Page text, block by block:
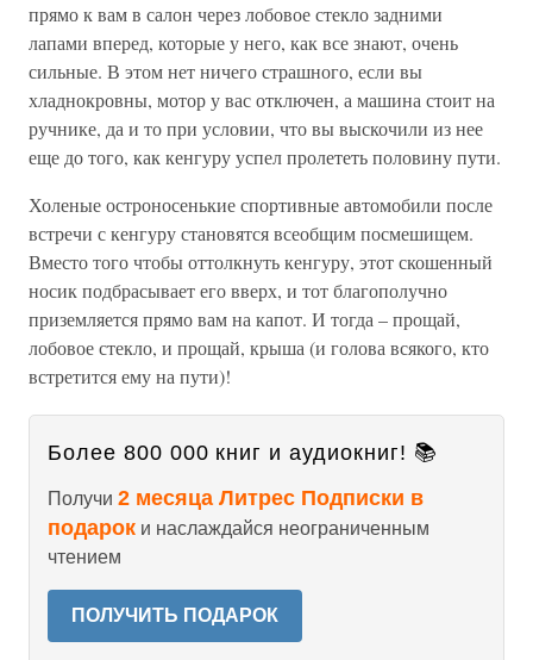
прямо к вам в салон через лобовое стекло задними
лапами вперед, которые у него, как все знают, очень
сильные. В этом нет ничего страшного, если вы
хладнокровны, мотор у вас отключен, а машина стоит на
ручнике, да и то при условии, что вы выскочили из нее
еще до того, как кенгуру успел пролететь половину пути.
Холеные остроносенькие спортивные автомобили после
встречи с кенгуру становятся всеобщим посмешищем.
Вместо того чтобы оттолкнуть кенгуру, этот скошенный
носик подбрасывает его вверх, и тот благополучно
приземляется прямо вам на капот. И тогда – прощай,
лобовое стекло, и прощай, крыша (и голова всякого, кто
встретится ему на пути)!
Более 800 000 книг и аудиокниг! 📚
Получи 2 месяца Литрес Подписки в
подарок и наслаждайся неограниченным
чтением
ПОЛУЧИТЬ ПОДАРОК